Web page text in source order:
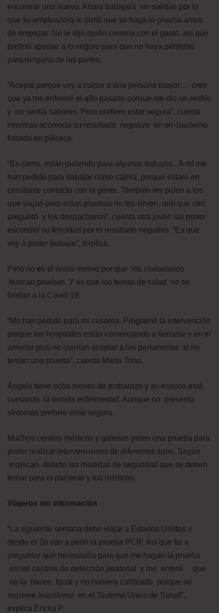
encontrar uno nuevo. Ahora trabajará sin salidas por lo
que su empleadora le pidió que se haga la prueba antes
de empezar. No le dijo quién correría con el gasto, así que
prefirió apostar a lo seguro para que no haya pérdidas
para ninguna de las partes.
“Acepté porque voy a cuidar a una persona mayor… creo
que ya me enfermé el año pasado porque me dio un resfrío
y no sentía sabores. Pero prefiero estar segura”, cuenta
mientras acomoda su resultado negativo en un cuaderno
forrado en plástico.
“Es cierto, están pidiendo para algunos trabajos. A mí me
han pedido para trabajar como cajera, porque estaré en
constante contacto con la gente. También les piden a los
que viajan pero estas pruebas no les sirven, uno que otro
preguntó y los despacharon”, cuenta otra joven sin poder
esconder su felicidad por el resultado negativo. “Es que
voy a poder trabajar”, explica.
Pero no es el único motivo por que los ciudadanos
buscan pruebas. Y es que los temas de salud no se
limitan a la Covid-19.
“Me han pedido para mi cesárea. Programé la intervención
porque los hospitales están comenzando a llenarse y en el
anterior pico no querían aceptar a las parturientas si no
tenían una prueba”, cuenta María Trino.
Ángela tiene ocho meses de embarazo y su esposo está
cursando la temida enfermedad. Aunque no presenta
síntomas prefiere estar segura.
Muchos centros médicos y galenos piden una prueba para
poder realizar intervenciones de diferentes tipos. Según
explican, debido las medidas de seguridad que se deben
tomar para el paciente y los médicos.
Viajeros sin información
“La siguiente semana debo viajar a Estados Unidos y
desde el 26 van a pedir la prueba PCR. Así que fui a
preguntar qué necesitaba para que me hagan la prueba
en los centros de detección peatonal y me enteré que
no la hacen. Igual y no hubiera calificado porque se
requiere inscribirse en el Sistema Único de Salud”,
explica Ericka P.